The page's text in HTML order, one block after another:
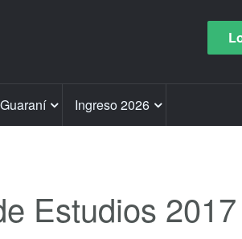
Ingreso 2026
Estudios 2017